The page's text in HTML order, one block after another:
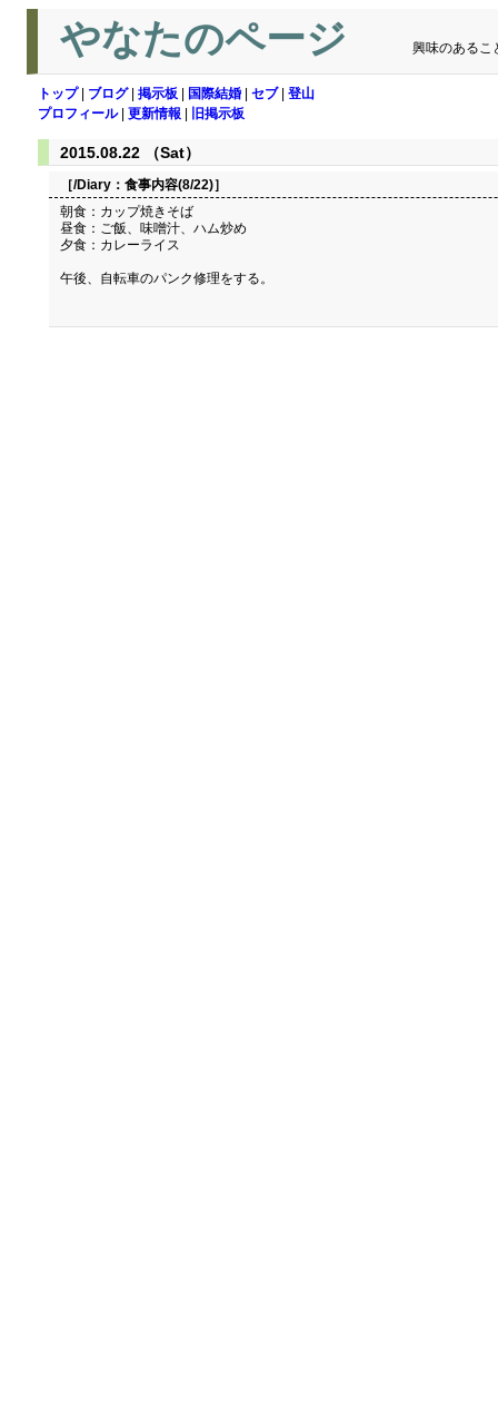
やなたのページ 興味のあるこ
トップ| ブログ| 掲示板 国際結婚 セブ| 登山
プロフィール| 更新情報 旧掲示板
2015.08.22 （Sat）
［/Diary： 食事内容(8/22)］
朝食：カップ焼きそば
昼食：ご飯、味噌汁、ハム炒め
夕食：カレーライス
午後、自転車のパンク修理をする。